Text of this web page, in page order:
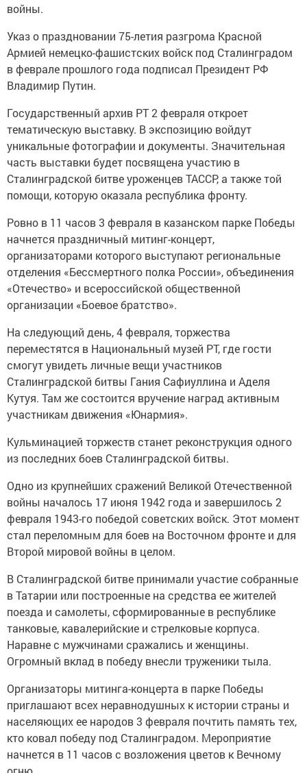
войны.
Указ о праздновании 75-летия разгрома Красной
Армией немецко-фашистских войск под Сталинградом
в феврале прошлого года подписал Президент РФ
Владимир Путин.
Государственный архив РТ 2 февраля откроет
тематическую выставку. В экспозицию войдут
уникальные фотографии и документы. Значительная
часть выставки будет посвящена участию в
Сталинградской битве уроженцев ТАССР, а также той
помощи, которую оказала республика фронту.
Ровно в 11 часов 3 февраля в казанском парке Победы
начнется праздничный митинг-концерт,
организаторами которого выступают региональные
отделения «Бессмертного полка России», объединения
«Отечество» и всероссийской общественной
организации «Боевое братство».
На следующий день, 4 февраля, торжества
переместятся в Национальный музей РТ, где гости
смогут увидеть личные вещи участников
Сталинградской битвы Гания Сафиуллина и Аделя
Кутуя. Там же состоится вручение наград активным
участникам движения «Юнармия».
Кульминацией торжеств станет реконструкция одного
из последних боев Сталинградской битвы.
Одно из крупнейших сражений Великой Отечественной
войны началось 17 июня 1942 года и завершилось 2
февраля 1943-го победой советских войск. Этот момент
стал переломным для боев на Восточном фронте и для
Второй мировой войны в целом.
В Сталинградской битве принимали участие собранные
в Татарии или построенные на средства ее жителей
поезда и самолеты, сформированные в республике
танковые, кавалерийские и стрелковые корпуса.
Наравне с мужчинами сражались и женщины.
Огромный вклад в победу внесли труженики тыла.
Организаторы митинга-концерта в парке Победы
приглашают всех неравнодушных к истории страны и
населяющих ее народов 3 февраля почтить память тех,
кто ковал победу под Сталинградом. Мероприятие
начнется в 11 часов с возложения цветов к Вечному